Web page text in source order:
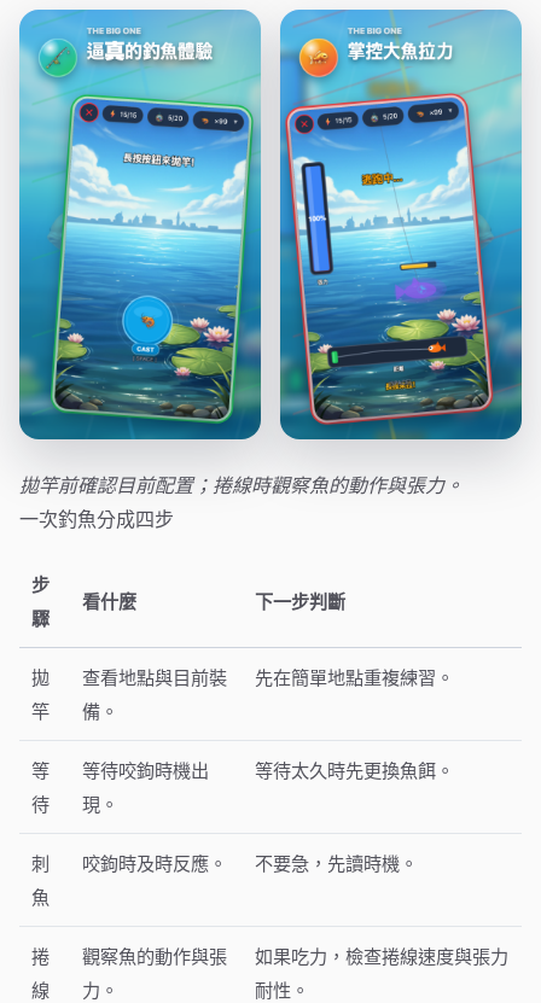
拋竿前確認目前配置；捲線時觀察魚的動作與張力。
一次釣魚分成四步
步
驟
看什麼 下一步判斷
拋
竿
查看地點與目前裝
備。
先在簡單地點重複練習。
等
待
等待咬鉤時機出
現。
等待太久時先更換魚餌。
刺
魚
咬鉤時及時反應。 不要急，先讀時機。
捲
線
觀察魚的動作與張
力。
如果吃力，檢查捲線速度與張力
耐性。